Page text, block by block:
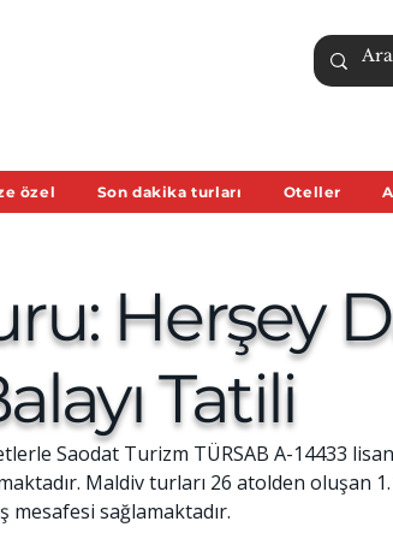
özel Son dakika turları Oteller
Herşey
Tatili
Saodat Turizm TÜRSAB A-14433
Maldiv turları 26 atolden oluşan
sağlamaktadır.